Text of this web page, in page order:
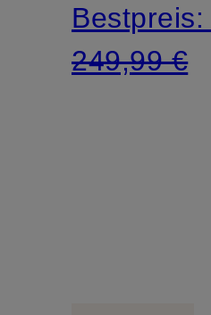
Bestpreis:
249,99 €